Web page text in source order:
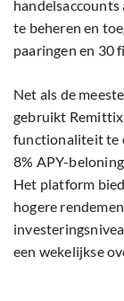
te beheren en
paaringen en 30
Net als de
gebruikt Remittix
functionaliteit te
8% APY-
Het platform
hogere
een wekelijkse